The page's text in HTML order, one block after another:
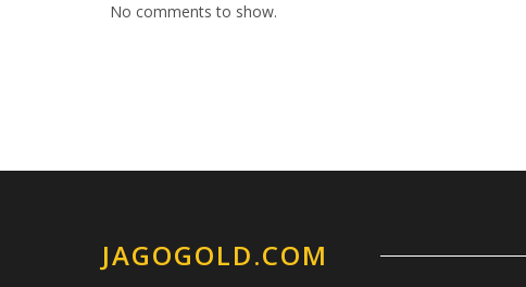
No comments to show.
JAGOGOLD.COM